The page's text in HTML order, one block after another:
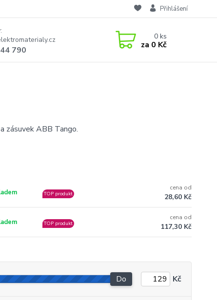
Přihlášení
790
0ks
za 0 Kč
zásuvek ABB Tango.
TOP produkt
cena od
28,60 Kč
TOP produkt
cena od
117,30 Kč
Do Kč